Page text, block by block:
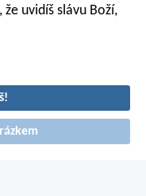
uvidíš slávu Boží,